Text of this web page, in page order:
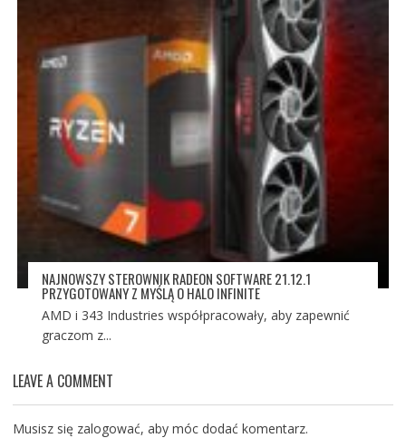
NAJNOWSZY STEROWNIK RADEON SOFTWARE 21.12.1
PRZYGOTOWANY Z MYŚLĄ O HALO INFINITE
AMD i 343 Industries współpracowały, aby zapewnić
graczom z...
LEAVE A COMMENT
Musisz się zalogować, aby móc dodać komentarz.